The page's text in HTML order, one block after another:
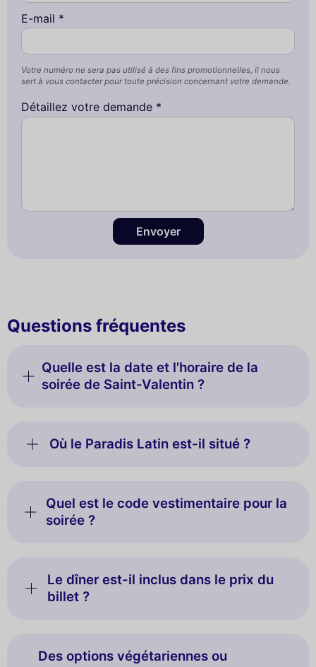
E-mail *
Votre numéro ne sera pas utilisé à des fins promotionnelles, il nous
sert à vous contacter pour toute précision concernant votre demande.
Détaillez votre demande *
Envoyer
Questions fréquentes
Quelle est la date et l'horaire de la
soirée de Saint-Valentin ?
Où le Paradis Latin est-il situé ?
Quel est le code vestimentaire pour la
soirée ?
Le dîner est-il inclus dans le prix du
billet ?
Des options végétariennes ou